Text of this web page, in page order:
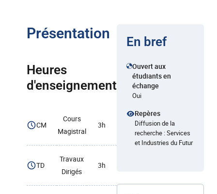
Présentation
Heures
d'enseignement
CM
Cours
Magistral
3h
TD
Travaux
Dirigés
3h
En bref
Ouvert aux
étudiants en
échange
Oui
Repères
Diffusion de la
recherche : Services
et Industries du Futur